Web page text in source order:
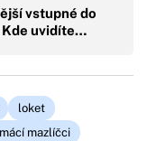
vstupné do
Kde uvidíte…
loket
mazlíčci